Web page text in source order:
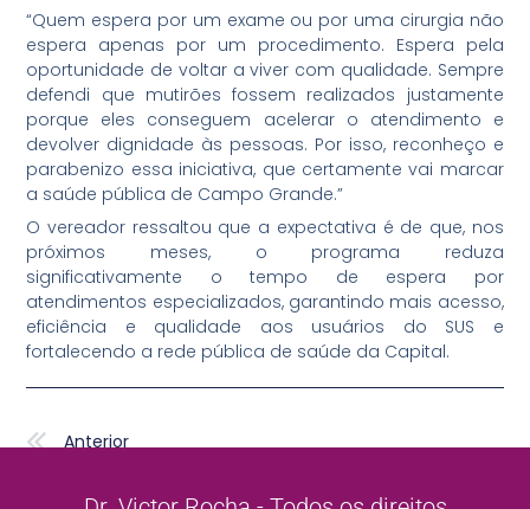
“Quem espera por um exame ou por uma cirurgia não
espera apenas por um procedimento. Espera pela
oportunidade de voltar a viver com qualidade. Sempre
defendi que mutirões fossem realizados justamente
porque eles conseguem acelerar o atendimento e
devolver dignidade às pessoas. Por isso, reconheço e
parabenizo essa iniciativa, que certamente vai marcar
a saúde pública de Campo Grande.”
O vereador ressaltou que a expectativa é de que, nos
próximos meses, o programa reduza
significativamente o tempo de espera por
atendimentos especializados, garantindo mais acesso,
eficiência e qualidade aos usuários do SUS e
fortalecendo a rede pública de saúde da Capital.
Anterior
Anterior